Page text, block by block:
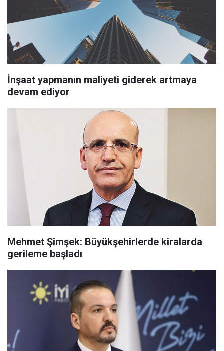
İnşaat yapmanın maliyeti giderek artmaya
devam ediyor
Mehmet Şimşek: Büyükşehirlerde kiralarda
gerileme başladı